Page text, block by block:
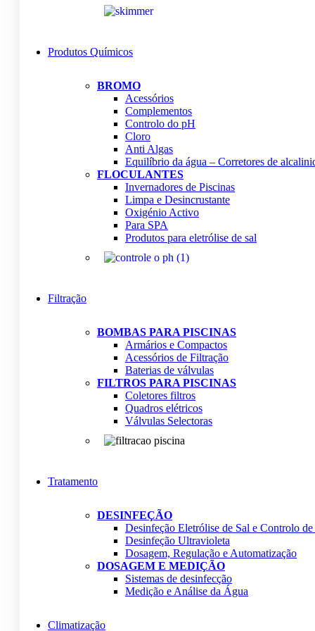
Produtos Químicos
BROMO
Acessórios
Complementos
Controlo do pH
Cloro
Anti Algas
Equilíbrio da água – Corretores de
FLOCULANTES
Invernadores de Piscinas
Limpa e Desincrustante
Oxigénio Activo
Para SPA
Produtos para eletrólise de sal
Filtração
BOMBAS PARA PISCINAS
Armários e Compactos
Acessórios de Filtração
Baterias de válvulas
FILTROS PARA PISCINAS
Coletores filtros
Quadros elétricos
Válvulas Selectoras
Tratamento
DESINFEÇÃO
Desinfeção Eletrólise de Sal e Controlo
Desinfeção Ultravioleta
Dosagem, Regulação e Automatização
DOSAGEM E MEDIÇÃO
Sistemas de desinfecção
Medição e Análise da Água
Climatização